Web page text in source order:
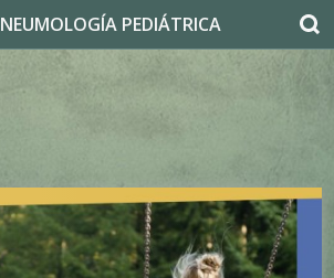
NEUMOLOGÍA PEDIÁTRICA